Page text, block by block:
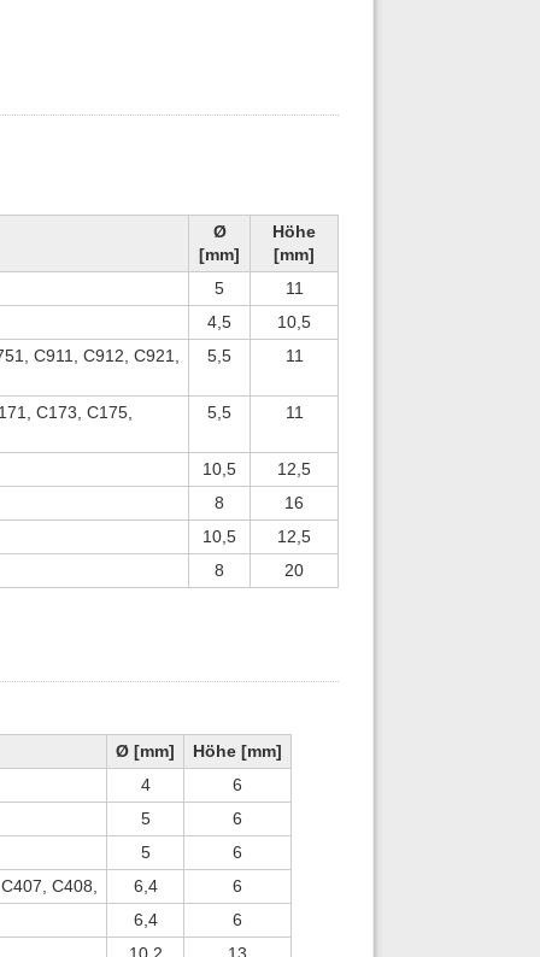
Ø
[mm]
Höhe
[mm]
5
11
4,5
10,5
C911, C912, C921,
5,5 11
C173, C175,
5,5 11
10,5
12,5
8
16
10,5
12,5
8 20
Ø [mm]
Höhe [mm]
4
6
5
6
5
6
C408, 6,4
6
6,4
6